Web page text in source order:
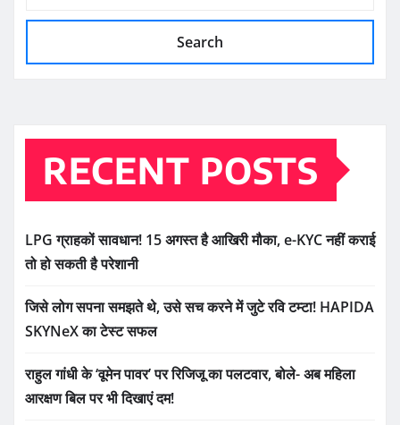
Search
RECENT POSTS
LPG ग्राहकों सावधान! 15 अगस्त है आखिरी मौका, e-KYC नहीं कराई
तो हो सकती है परेशानी
जिसे लोग सपना समझते थे, उसे सच करने में जुटे रवि टम्टा! HAPIDA
SKYNeX का टेस्ट सफल
राहुल गांधी के ‘वूमेन पावर’ पर रिजिजू का पलटवार, बोले- अब महिला
आरक्षण बिल पर भी दिखाएं दम!